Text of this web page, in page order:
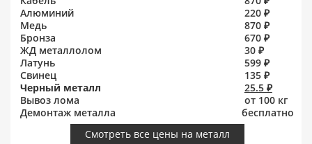
Алюминий
220 ₽
Медь
870 ₽
Бронза
670 ₽
ЖД металлолом
30 ₽
Латунь
599 ₽
Свинец
135 ₽
Черный металл
25.5 ₽
Вывоз лома
от 100 кг
Демонтаж металла
бесплатно
Смотреть все цены на металл